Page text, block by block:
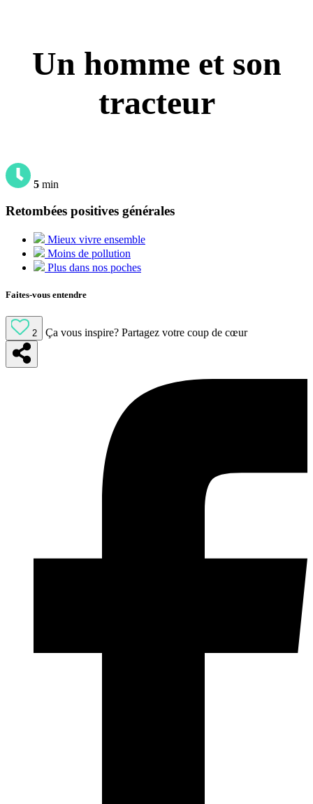
Un homme et son
tracteur
5 min
Retombées positives générales
Mieux vivre ensemble
Moins de pollution
Plus dans nos poches
Faites-vous entendre
2 Ça vous inspire? Partagez votre coup de cœur